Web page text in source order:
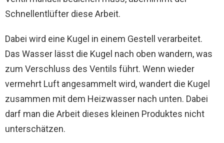
Schnellentlüfter diese Arbeit.
Dabei wird eine Kugel in einem Gestell verarbeitet.
Das Wasser lässt die Kugel nach oben wandern, was
zum Verschluss des Ventils führt. Wenn wieder
vermehrt Luft angesammelt wird, wandert die Kugel
zusammen mit dem Heizwasser nach unten. Dabei
darf man die Arbeit dieses kleinen Produktes nicht
unterschätzen.